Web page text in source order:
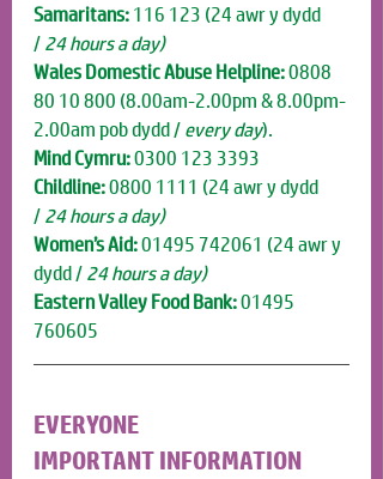
Samaritans: 116 123 (24 awr y dydd
/ 24 hours a day)
Wales Domestic Abuse Helpline: 0808
80 10 800 (8.00am-2.00pm & 8.00pm-
2.00am pob dydd / every day).
Mind Cymru: 0300 123 3393
Childline: 0800 1111 (24 awr y dydd
/ 24 hours a day)
Women’s Aid: 01495 742061 (24 awr y
dydd / 24 hours a day)
Eastern Valley Food Bank: 01495
760605
EVERYONE
IMPORTANT INFORMATION